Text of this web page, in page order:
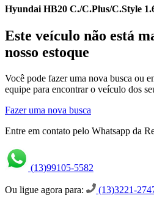
Hyundai HB20 C./C.Plus/C.Style
Este veículo não está
nosso estoque
Você pode fazer uma nova busca ou
equipe para encontrar o veículo dos
Fazer uma nova busca
Entre em contato pelo Whatsapp da
(13)99105-5582
Ou ligue agora para: (13)3221-